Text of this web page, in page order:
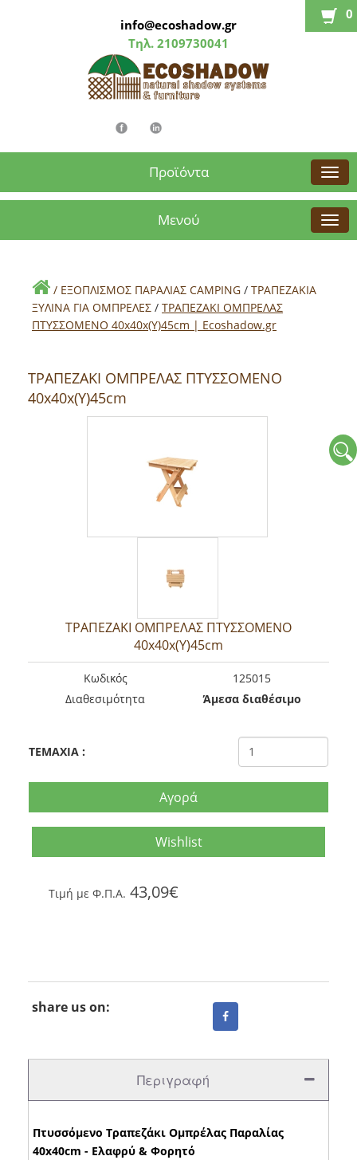
info@ecoshadow.gr
Τηλ. 2109730041
0
Προϊόντα
Μενού
/ ΕΞΟΠΛΙΣΜΟΣ ΠΑΡΑΛΙΑΣ CAMPING / ΤΡΑΠΕΖΑΚΙΑ
ΞΥΛΙΝΑ ΓΙΑ ΟΜΠΡΕΛΕΣ / ΤΡΑΠΕΖΑΚΙ ΟΜΠΡΕΛΑΣ
ΠΤΥΣΣΟΜΕΝΟ 40x40x(Y)45cm | Εcoshadow.gr
ΤΡΑΠΕΖΑΚΙ ΟΜΠΡΕΛΑΣ ΠΤΥΣΣΟΜΕΝΟ
40x40x(Y)45cm
ΤΡΑΠΕΖΑΚΙ ΟΜΠΡΕΛΑΣ ΠΤΥΣΣΟΜΕΝΟ
40x40x(Y)45cm
Kωδικός
125015
Διαθεσιμότητα
Άμεσα διαθέσιμο
TEMAXIA :
Αγορά
Wishlist
Tιμή με Φ.Π.Α. 43,09€
share us on:
Περιγραφή
Πτυσσόμενο Τραπεζάκι Ομπρέλας Παραλίας
40x40cm - Ελαφρύ & Φορητό